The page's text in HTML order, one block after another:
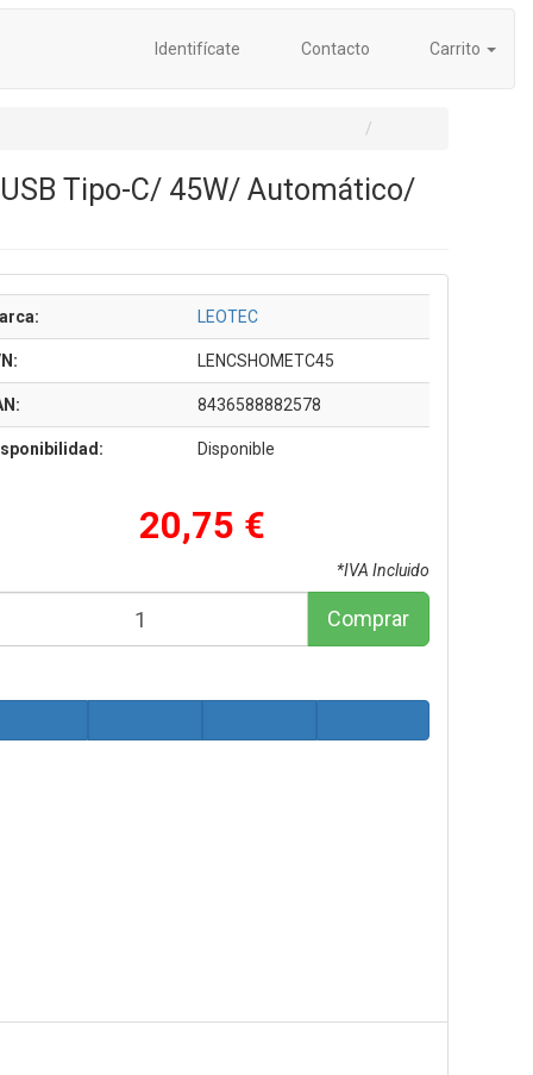
Identifícate Contacto Carrito
Tipo-C/ 45W/ Automático/
LEOTEC
LENCSHOMETC45
8436588882578
Disponible
20,75 €
*IVA Incluido
Comprar